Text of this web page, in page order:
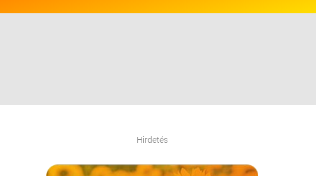
Hirdetés